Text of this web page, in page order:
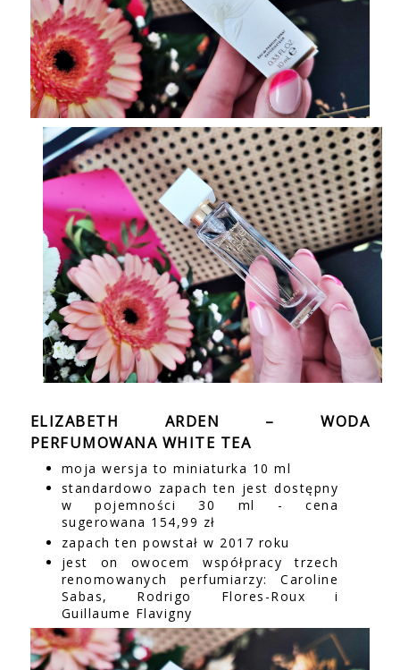
ELIZABETH ARDEN – WODA
PERFUMOWANA WHITE TEA
moja wersja to miniaturka 10 ml
standardowo zapach ten jest dostępny
w pojemności 30 ml - cena
sugerowana 154,99 zł
zapach ten powstał w 2017 roku
jest on owocem współpracy trzech
renomowanych perfumiarzy: Caroline
Sabas, Rodrigo Flores-Roux i
Guillaume Flavigny